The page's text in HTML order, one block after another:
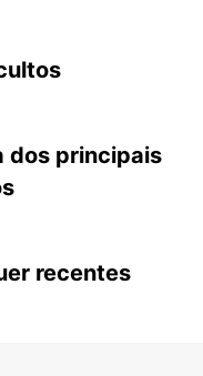
dos principais
recentes